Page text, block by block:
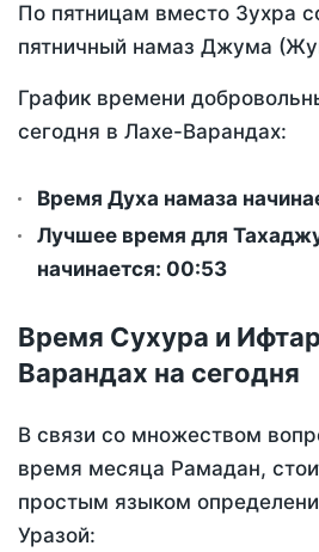
По пятницам вместо Зухра
пятничный намаз Джума
График времени
сегодня в Лахе-Варандах:
Время Духа намаза
Лучшее время для
начинается: 00:53
Время Сухура и
Варандах на сегодня
В связи со множеством
время месяца Рамадан,
простым языком
Уразой: